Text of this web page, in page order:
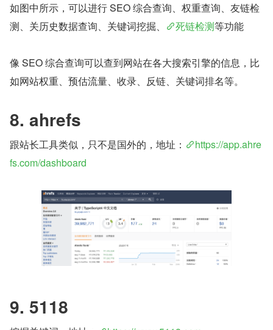
如图中所示，可以进行 SEO 综合查询、权重查询、友链检
测、关历史数据查询、关键词挖掘、
死链检测等功能
像 SEO 综合查询可以查到网站在各大搜索引擎的信息，比
如网站权重、预估流量、收录、反链、关键词排名等。
8. ahrefs
跟站长工具类似，只不是国外的，地址：
https://app.ahre
fs.com/dashboard
9. 5118